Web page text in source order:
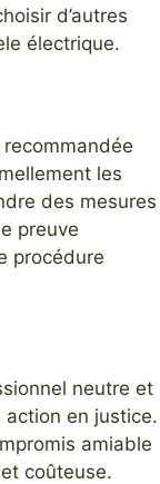
d’autres
électrique.
les
des mesures
preuve
procédure
neutre et
en justice.
amiable
coûteuse.